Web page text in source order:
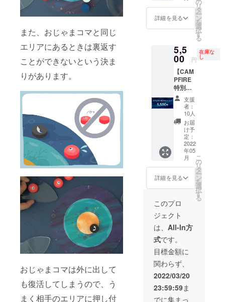
また、おじゃまコマと同じ
エリアにあるときは裏返す
ことができないという決ま
りがあります。
おじゃまコマは外に出して
も復活してしまうので、う
まく相手のエリアに押し付
購入し
はお礼
のメー
り、何
もお届
けする
ことは
できま
せん。
また、
画像中
の宇宙
人のデ
ザイン
とは異
なり、
特別に
デザイ
予定で
す。
CAMPF
IRE特別
シュー
ターを
すでに
購入さ
れた場
合でも
追加分
の
シュー
ターは
透明に
ター
（透
明）1個
※こちら
プラネ
ピタを1
セット
以上す
でに購
入した
方のみ
購入可
能で
す。こ
ちらの
プラン
のみを
購入し
た場合
のメー
ルのみ
り、何
もお届
けする
ことは
せん。
また、
画像中
の宇宙
人のデ
ザイン
とは異
なり、
詳細を見る
リ
タ
ー
ン
を
選
択
す
る
5,5
00 円
在庫な
し
【CAM
PFIRE
特別プ
ラン】
・プラ
ネピ
タ
CAMPF
IRE特別
シュー
ター
バー
ジョン
１セッ
ト（送
料込）
・お礼
のメッ
セージ
通常の
透明
シュー
ターの
代わり
に、プ
レイ
ヤーカ
ラーを
あし
支援
者：
10人
お届
け予
定：
2022
年05
月
詳細を見る
こ
の
リ
タ
ー
ン
を
選
択
す
る
このプロ
ジェクト
は、 All-In方
式です。
目標金額に
関わらず、
2022/03/20
23:59:59ま
でに集まっ